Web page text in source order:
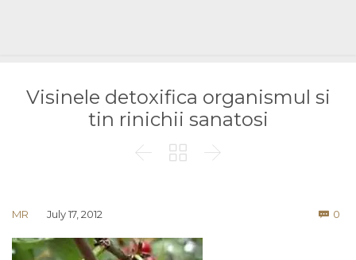
Visinele detoxifica organismul si
tin rinichii sanatosi
  
MR July 17, 2012  0